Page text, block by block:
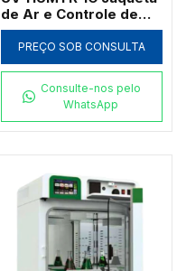
de Ar e Controle de
Umidade 850L
PREÇO SOB CONSULTA
Consulte-nos pelo
WhatsApp